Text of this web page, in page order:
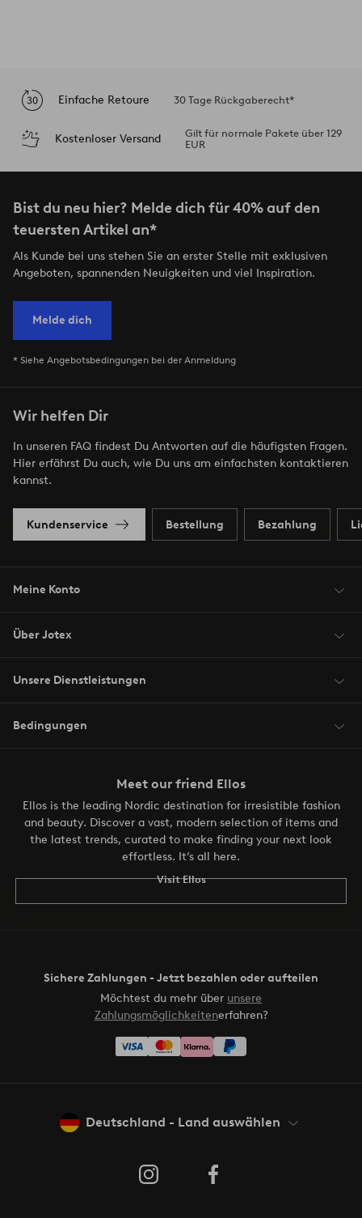
Einfache Retoure 30 Tage Rückgaberecht*
Kostenloser Versand
Gilt für normale Pakete über 129
EUR
Bist du neu hier? Melde dich für 40% auf den
teuersten Artikel an*
Als Kunde bei uns stehen Sie an erster Stelle mit exklusiven
Angeboten, spannenden Neuigkeiten und viel Inspiration.
Melde dich
* Siehe Angebotsbedingungen bei der Anmeldung
Wir helfen Dir
In unseren FAQ findest Du Antworten auf die häufigsten Fragen.
Hier erfährst Du auch, wie Du uns am einfachsten kontaktieren
kannst.
Kundenservice Bestellung Bezahlung
Meine Konto
Über Jotex
Unsere Dienstleistungen
Bedingungen
Meet our friend Ellos
Ellos is the leading Nordic destination for irresistible fashion
and beauty. Discover a vast, modern selection of items and
the latest trends, curated to make finding your next look
effortless. It’s all here.
Visit Ellos
Sichere Zahlungen - Jetzt bezahlen oder aufteilen
Möchtest du mehr über unsere
Zahlungsmöglichkeitenerfahren?
Deutschland - Land auswählen
Instagram Facebook